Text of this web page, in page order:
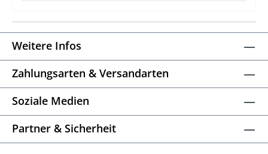
Weitere Infos
Zahlungsarten & Versandarten
Soziale Medien
Partner & Sicherheit